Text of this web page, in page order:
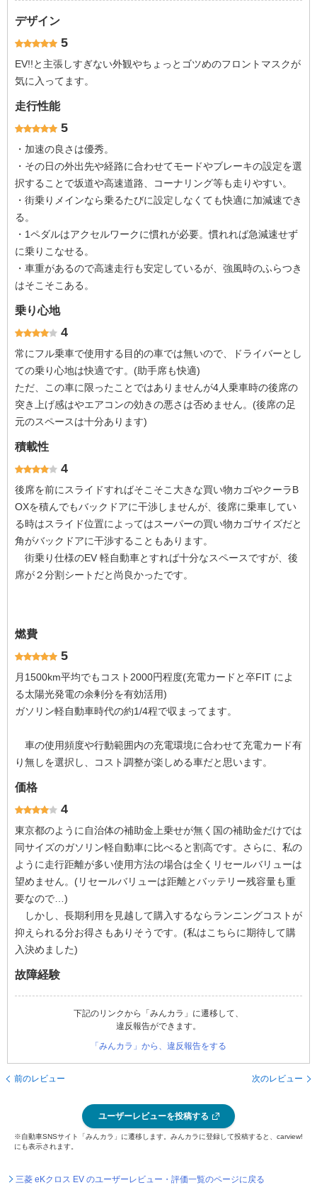
デザイン
5
EV!!と主張しすぎない外観やちょっとゴツめのフロントマスクが
気に入ってます。
走行性能
5
・加速の良さは優秀。
・その日の外出先や経路に合わせてモードやブレーキの設定を選
択することで坂道や高速道路、コーナリング等も走りやすい。
・街乗りメインなら乗るたびに設定しなくても快適に加減速でき
る。
・1ペダルはアクセルワークに慣れが必要。慣れれば急減速せず
に乗りこなせる。
・車重があるので高速走行も安定しているが、強風時のふらつき
はそこそこある。
乗り心地
4
常にフル乗車で使用する目的の車では無いので、ドライバーとし
ての乗り心地は快適です。(助手席も快適)
ただ、この車に限ったことではありませんが4人乗車時の後席の
突き上げ感はやエアコンの効きの悪さは否めません。(後席の足
元のスペースは十分あります)
積載性
4
後席を前にスライドすればそこそこ大きな買い物カゴやクーラB
OXを積んでもバックドアに干渉しませんが、後席に乗車してい
る時はスライド位置によってはスーパーの買い物カゴサイズだと
角がバックドアに干渉することもあります。
街乗り仕様のEV 軽自動車とすれば十分なスペースですが、後
席が２分割シートだと尚良かったです。
燃費
5
月1500km平均でもコスト2000円程度(充電カードと卒FIT によ
る太陽光発電の余剰分を有効活用)
ガソリン軽自動車時代の約1/4程で収まってます。
車の使用頻度や行動範囲内の充電環境に合わせて充電カード有
り無しを選択し、コスト調整が楽しめる車だと思います。
価格
4
東京都のように自治体の補助金上乗せが無く国の補助金だけでは
同サイズのガソリン軽自動車に比べると割高です。さらに、私の
ように走行距離が多い使用方法の場合は全くリセールバリューは
望めません。(リセールバリューは距離とバッテリー残容量も重
要なので…)
しかし、長期利用を見越して購入するならランニングコストが
抑えられる分お得さもありそうです。(私はこちらに期待して購
入決めました)
故障経験
下記のリンクから「みんカラ」に遷移して、
違反報告ができます。
「みんカラ」から、違反報告をする
前のレビュー 次のレビュー
ユーザーレビューを投稿する
※自動車SNSサイト「みんカラ」に遷移します。みんカラに登録して投稿すると、carview!
にも表示されます。
三菱 eKクロス EV のユーザーレビュー・評価一覧のページに戻る